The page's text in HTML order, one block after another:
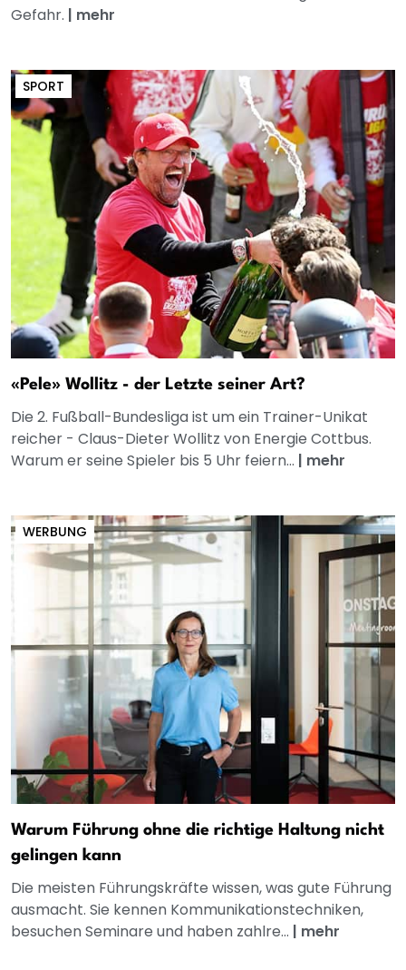
Gefahr. | mehr
SPORT
«Pele» Wollitz - der Letzte seiner Art?
Die 2. Fußball-Bundesliga ist um ein Trainer-Unikat
reicher - Claus-Dieter Wollitz von Energie Cottbus.
Warum er seine Spieler bis 5 Uhr feiern... | mehr
WERBUNG
Warum Führung ohne die richtige Haltung nicht
gelingen kann
Die meisten Führungskräfte wissen, was gute Führung
ausmacht. Sie kennen Kommunikationstechniken,
besuchen Seminare und haben zahlre... | mehr